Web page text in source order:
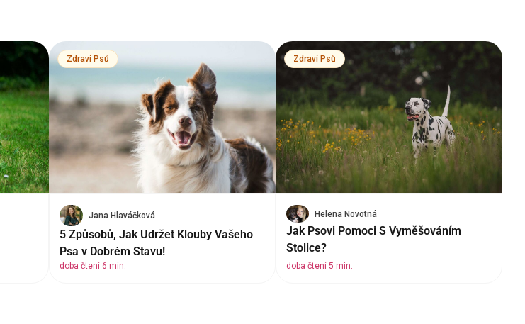
Zdraví Psů
Jana Hlaváčková
5 Způsobů, Jak Udržet Klouby Vašeho
Psa v Dobrém Stavu!
doba čtení 6 min.
Zdraví Psů
Helena Novotná
Jak Psovi Pomoci S Vyměšováním
Stolice?
doba čtení 5 min.